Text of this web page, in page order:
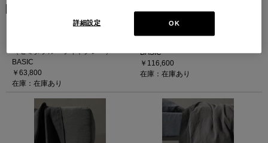
SOCIETY (ソサエティ) - REM ボッ
（セミダブル ライトグレー）
BASIC
￥63,800
在庫：在庫あり
SOCIETY (ソサエティ) - REM デュ
BASIC
￥116,600
在庫：在庫あり
OK
詳細設定